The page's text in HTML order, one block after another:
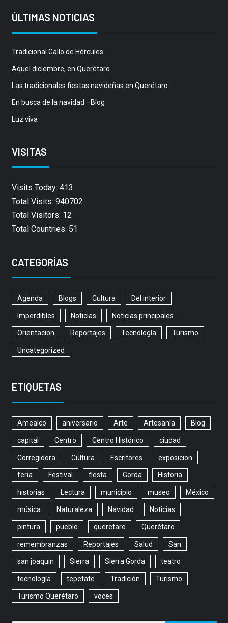
ÚLTIMAS NOTICIAS
Tradicional Gallo de Hércules
Aquel diciembre, en Querétaro
Las tradicionales fiestas navideñas en Querétaro
En busca de la navidad –Blog
Luz viva
VISITAS
Visits Today: 413
Total Visits: 940702
Total Visitors: 12
Total Countries: 51
CATEGORÍAS
Agenda Blogs Cultura Del interior
Imperdibles Noticias Noticias principales
Orientacion Reportajes Tecnología Turismo
Uncategorized
ETIQUETAS
Amealco aniversario Arte Artesanía Blog
capital Centro Centro Histórico ciudad
Corregidora Cultura Escritores exposicion
feria Festival fiesta Gorda Historia
historias Lectura municipio museo México
música Naturaleza Navidad Noticias
pintura pueblo queretaro Querétaro
remembranzas Reportajes Salud San
san joaquin Sierra Sierra Gorda teatro
tecnología tepetate Tradición Turismo
Turismo Querétaro voces